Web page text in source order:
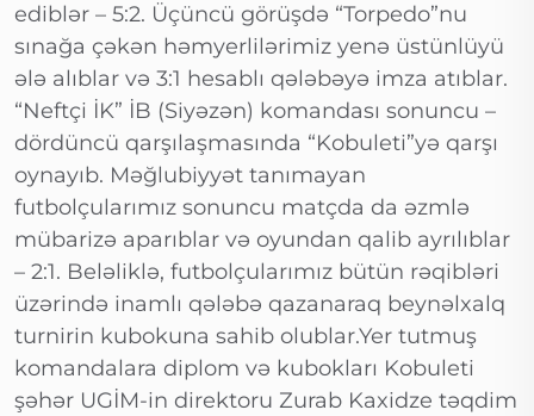
ediblər – 5:2. Üçüncü görüşdə “Torpedo”nu
sınağa çəkən həmyerlilərimiz yenə üstünlüyü
ələ alıblar və 3:1 hesablı qələbəyə imza atıblar.
“Neftçi İK” İB (Siyəzən) komandası sonuncu –
dördüncü qarşılaşmasında “Kobuleti”yə qarşı
oynayıb. Məğlubiyyət tanımayan
futbolçularımız sonuncu matçda da əzmlə
mübarizə aparıblar və oyundan qalib ayrılıblar
– 2:1. Beləliklə, futbolçularımız bütün rəqibləri
üzərində inamlı qələbə qazanaraq beynəlxalq
turnirin kubokuna sahib olublar.Yer tutmuş
komandalara diplom və kubokları Kobuleti
şəhər UGİM-in direktoru Zurab Kaxidze təqdim